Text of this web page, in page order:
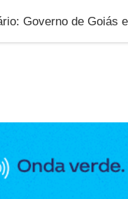
Governo de Goiás